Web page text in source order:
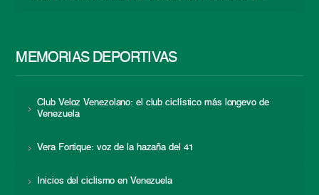
MEMORIAS DEPORTIVAS
Club Veloz Venezolano: el club ciclístico más longevo de
Venezuela
Vera Fortique: voz de la hazaña del 41
Inicios del ciclismo en Venezuela